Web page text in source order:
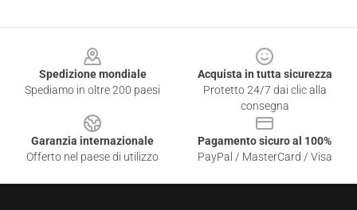
Spedizione mondiale
Spediamo in oltre 200 paesi
Acquista in tutta sicurezza
Protetto 24/7 dai clic alla
consegna
Garanzia internazionale
Offerto nel paese di utilizzo
Pagamento sicuro al 100%
PayPal / MasterCard / Visa